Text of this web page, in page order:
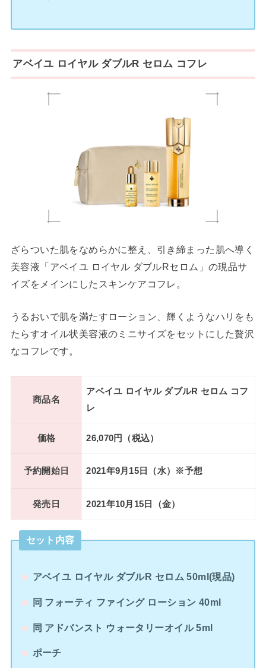
アベイユ ロイヤル ダブルR セロム コフレ
ざらついた肌をなめらかに整え、引き締まった肌へ導く
美容液「アベイユ ロイヤル ダブルRセロム」の現品サ
イズをメインにしたスキンケアコフレ。
うるおいで肌を満たすローション、輝くようなハリをも
たらすオイル状美容液のミニサイズをセットにした贅沢
なコフレです。
商品名
アベイユ ロイヤル ダブルR セロム コフ
レ
価格 26,070円（税込）
予約開始日 2021年9月15日（水）※予想
発売日 2021年10月15日（金）
セット内容
アベイユ ロイヤル ダブルR セロム 50ml(現品)
同 フォーティ ファイング ローション 40ml
同 アドバンスト ウォータリーオイル 5ml
ポーチ